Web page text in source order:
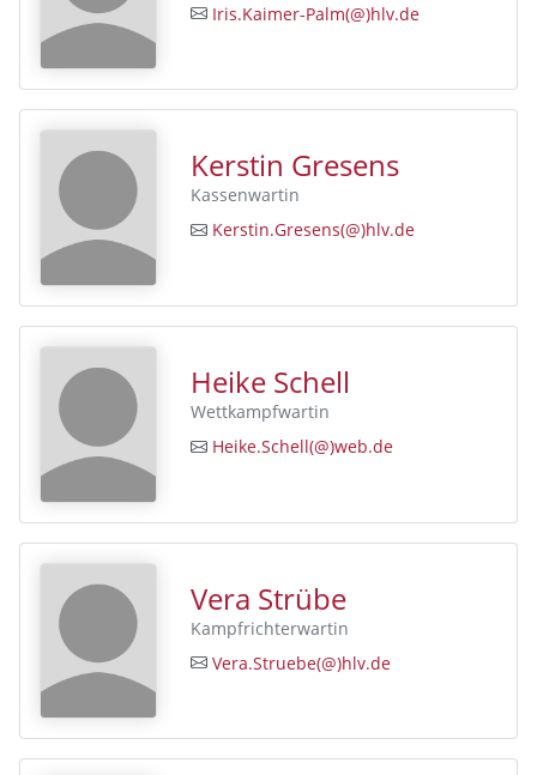
Iris.Kaimer-Palm(@)hlv.de
Kerstin Gresens
Kassenwartin
Kerstin.Gresens(@)hlv.de
Heike Schell
Wettkampfwartin
Heike.Schell(@)web.de
Vera Strübe
Kampfrichterwartin
Vera.Struebe(@)hlv.de